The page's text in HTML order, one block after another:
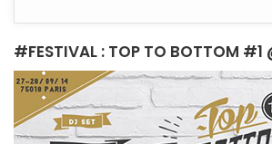
#FESTIVAL : TOP TO BOTTOM #1